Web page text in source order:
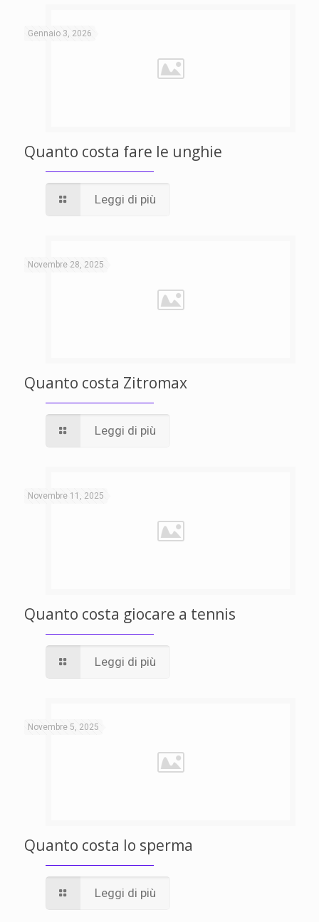
Gennaio 3, 2026
Quanto costa fare le unghie
Leggi di più
Novembre 28, 2025
Quanto costa Zitromax
Leggi di più
Novembre 11, 2025
Quanto costa giocare a tennis
Leggi di più
Novembre 5, 2025
Quanto costa lo sperma
Leggi di più